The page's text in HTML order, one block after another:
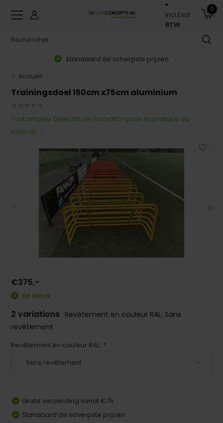
Incl.Excl.
BTW
0
Standaard de scherpste prijzen
Accueil
Trainingsdoel 150cm x75cm aluminium
Tout afficher Objectifs de formation pour la pratique du
football
€375,-
En stock:
2 variations Revêtement en couleur RAL: Sans
revêtement
Revêtement en couleur RAL: *
Gratis verzending vanaf €75
Standaard de scherpste prijzen